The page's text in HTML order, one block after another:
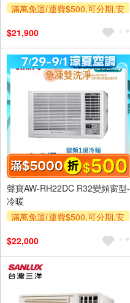
滿萬免運(運費$500,可分期,安
及使用6期以上分期0利率,需付
基本安裝運費)
滿額折$500
$21,900
聲寶AW-RH22DC R32變頻窗型-
冷暖
滿萬免運(運費$500,可分期,安
及使用6期以上分期0利率,需付
基本安裝運費)
滿額折$500
$22,000